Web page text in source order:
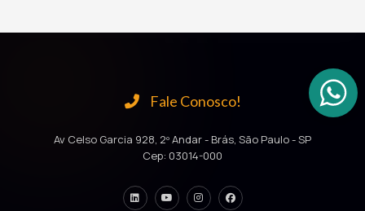
Fale Conosco!
Av Celso Garcia 928, 2º Andar - Brás, São Paulo - SP
Cep: 03014-000